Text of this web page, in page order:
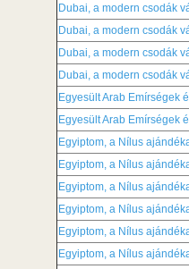
Dubai, a modern csodák
Dubai, a modern csodák
Dubai, a modern csodák
Dubai, a modern csodák
Egyesült Arab Emírségek
Egyesült Arab Emírségek
Egyiptom, a Nílus
Egyiptom, a Nílus
Egyiptom, a Nílus
Egyiptom, a Nílus
Egyiptom, a Nílus
Egyiptom, a Nílus